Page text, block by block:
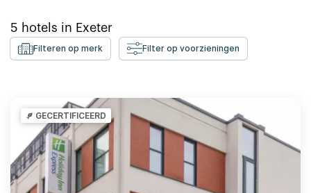
5 hotels in Exeter
Filteren op merk Filter op voorzieningen
GECERTIFICEERD